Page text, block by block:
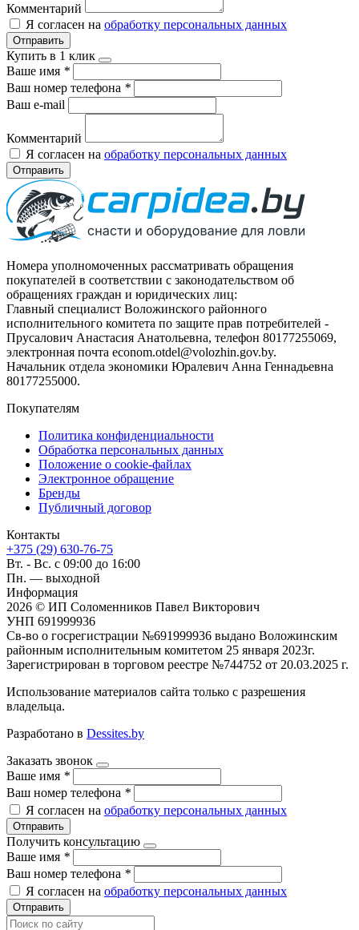
Комментарий
Я согласен на обработку персональных данных
Отправить
Купить в 1 клик
Ваше имя *
Ваш номер телефона *
Ваш e-mail
Комментарий
Я согласен на обработку персональных данных
Отправить
Номера уполномоченных рассматривать обращения
покупателей в соответствии с законодательством об
обращениях граждан и юридических лиц:
Главный специалист Воложинского районного
исполнительного комитета по защите прав потребителей -
Прусалович Анастасия Анатольевна, телефон 80177255069,
электронная почта econom.otdel@volozhin.gov.by.
Начальник отдела экономики Юралевич Анна Геннадьевна
80177255000.
Покупателям
Политика конфиденциальности
Обработка персональных данных
Положение о cookie-файлах
Электронное обращение
Бренды
Публичный договор
Контакты
+375 (29) 630-76-75
Вт. - Вс. с 09:00 до 16:00
Пн. — выходной
Информация
2026 © ИП Соломенников Павел Викторович
УНП 691999936
Св-во о госрегистрации №691999936 выдано Воложинским
районным исполнительным комитетом 25 января 2023г.
Зарегистрирован в торговом реестре №744752 от 20.03.2025 г.
Использование материалов сайта только с разрешения
владельца.
Разработано в Dessites.by
Заказать звонок
Ваше имя *
Ваш номер телефона *
Я согласен на обработку персональных данных
Отправить
Получить консультацию
Ваше имя *
Ваш номер телефона *
Я согласен на обработку персональных данных
Отправить